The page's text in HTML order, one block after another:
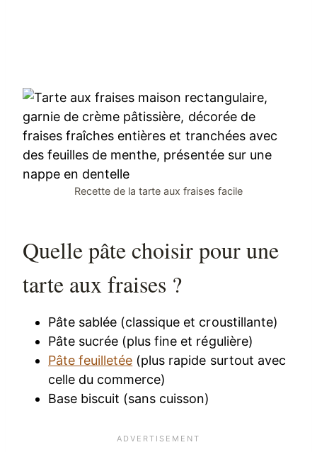
Recette de la tarte aux fraises facile
Quelle pâte choisir pour une
tarte aux fraises ?
Pâte sablée (classique et croustillante)
Pâte sucrée (plus fine et régulière)
Pâte feuilletée (plus rapide surtout avec
celle du commerce)
Base biscuit (sans cuisson)